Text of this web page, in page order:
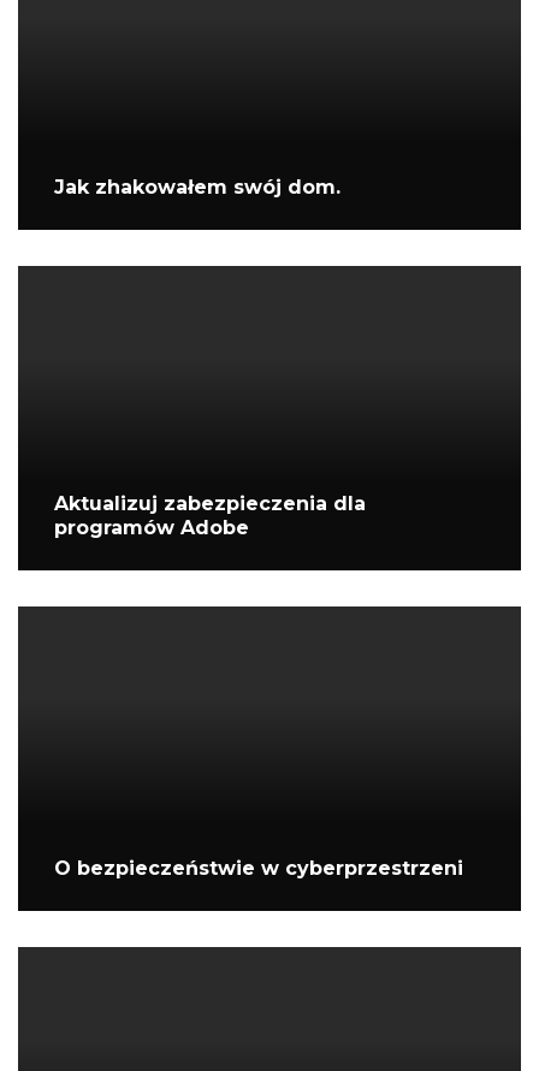
Jak zhakowałem swój dom.
Aktualizuj zabezpieczenia dla
programów Adobe
O bezpieczeństwie w cyberprzestrzeni